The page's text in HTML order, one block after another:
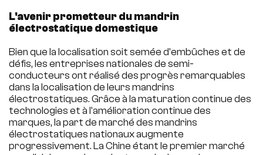
L'avenir prometteur du mandrin
électrostatique domestique
Bien que la localisation soit semée d'embûches et de
défis, les entreprises nationales de semi-
conducteurs ont réalisé des progrès remarquables
dans la localisation de leurs mandrins
électrostatiques. Grâce à la maturation continue des
technologies et à l'amélioration continue des
marques, la part de marché des mandrins
électrostatiques nationaux augmente
progressivement. La Chine étant le premier marché